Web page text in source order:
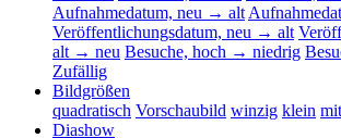
Aufnahmedatum, neu → alt
Veröffentlichungsdatum, neu → alt
alt → neu Besuche, hoch → niedrig
Zufällig
Bildgrößen
quadratisch Vorschaubild winzig klein
Diashow